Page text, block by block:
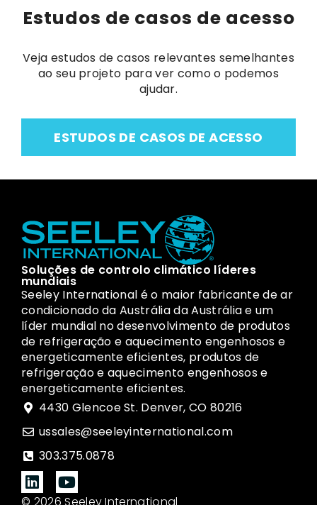
Estudos de casos de acesso
Veja estudos de casos relevantes semelhantes
ao seu projeto para ver como o podemos
ajudar.
ESTUDOS DE CASOS DE ACESSO
Soluções de controlo climático líderes
mundiais
Seeley International é o maior fabricante de ar
condicionado da Austrália da Austrália e um
líder mundial no desenvolvimento de produtos
de refrigeração e aquecimento engenhosos e
energeticamente eficientes, produtos de
refrigeração e aquecimento engenhosos e
energeticamente eficientes.
4430 Glencoe St. Denver, CO 80216
ussales@seeleyinternational.com
303.375.0878